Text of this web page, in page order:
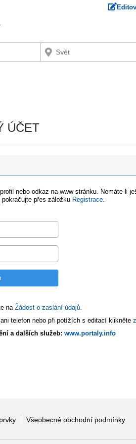
ÚČET
nebo odkaz na www stránku. Nemáte-li
přes záložku Registrace
na Žádost o zaslání údajů.
telefon nebo při potížích s editací klikněte
a dalších služeb: www.portaly.info
Všeobecné obchodní podmínky